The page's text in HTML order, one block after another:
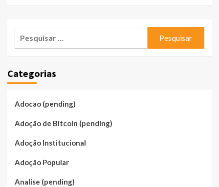
Categorias
Adocao (pending)
Adoção de Bitcoin (pending)
Adoção Institucional
Adoção Popular
Analise (pending)